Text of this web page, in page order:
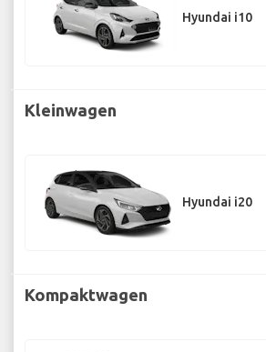
Hyundai i10
Kleinwagen
Hyundai i20
Kompaktwagen